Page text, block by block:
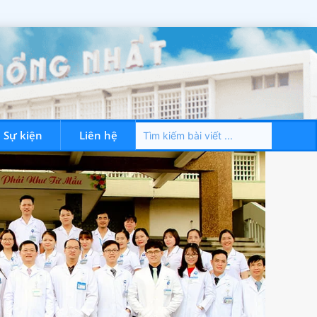
Dành cho NVYT Tin tức – Sự kiện Liên hệ
Sự kiện Liên hệ